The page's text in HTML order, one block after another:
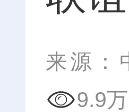
来源：
9.9万